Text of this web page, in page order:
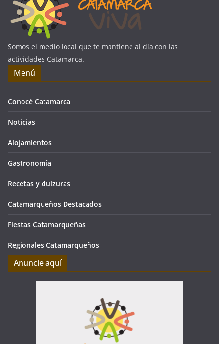
Somos el medio local que te mantiene al día con las
actividades Catamarca.
Menú
Conocé Catamarca
Noticias
Alojamientos
Gastronomía
Recetas y dulzuras
Catamarqueños Destacados
Fiestas Catamarqueñas
Regionales Catamarqueños
Anuncie aquí